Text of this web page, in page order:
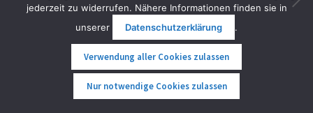
Jaykay E-Finne um EUR 479,- statt 699,- inkl. MwSt.
Nach der 36. Novelle der StVO weiterhin legal als
jederzeit zu widerrufen. Nähere Informationen finden sie in
unserer
Datenschutzerklärung .
Verwendung aller Cookies zulassen
Nur notwendige Cookies zulassen